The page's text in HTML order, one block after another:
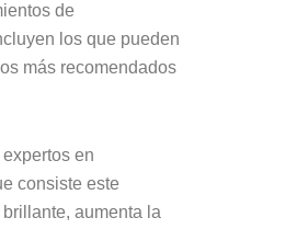
de
los que pueden
más recomendados
expertos en
consiste este
aumenta la